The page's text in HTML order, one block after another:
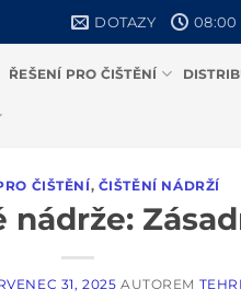
DOTAZY 08:00
ŘEŠENÍ PRO ČIŠTĚNÍ
ČIŠTĚNÍ, ČIŠTĚNÍ NÁDRŽÍ
31, 2025 AUTOREM